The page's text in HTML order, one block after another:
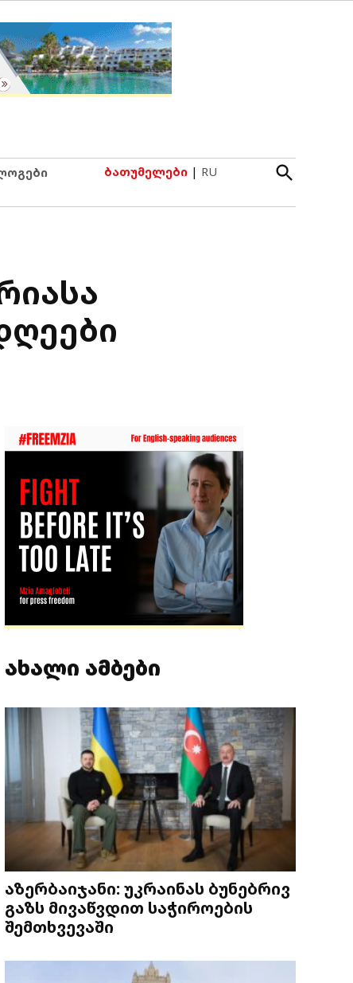
ბათუმელები | RU
Open
Search
ახალი ამბები
აზერბაიჯანი: უკრაინას ბუნებრივ
გაზს მივაწვდით საჭიროების
შემთხვევაში